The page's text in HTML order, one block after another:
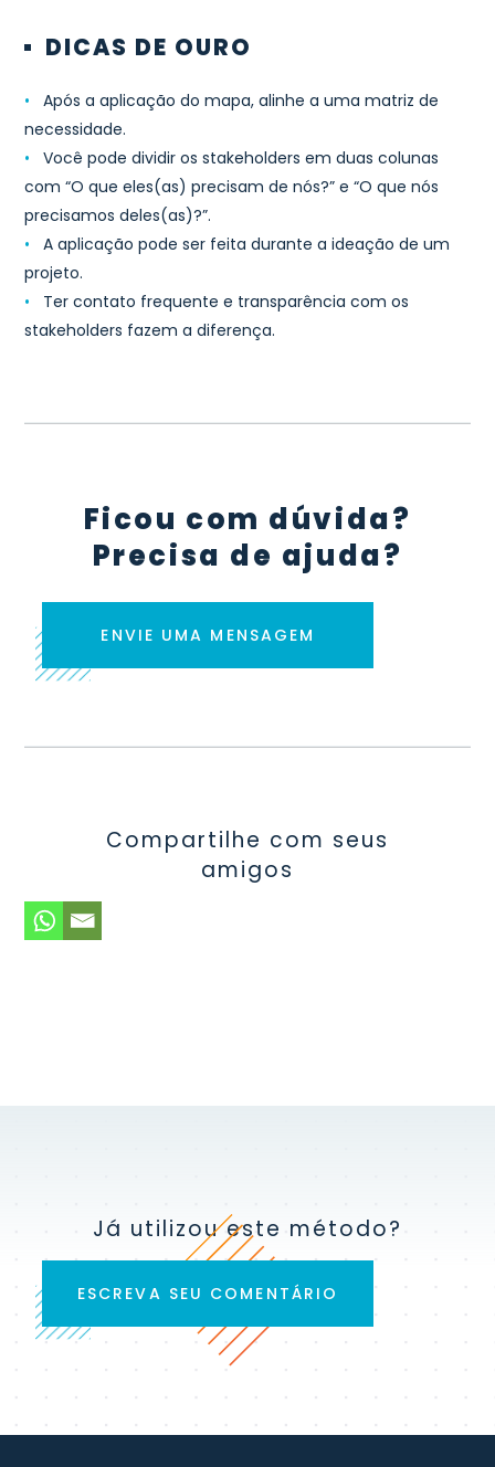
DICAS DE OURO
• Após a aplicação do mapa, alinhe a uma matriz de
necessidade.
• Você pode dividir os stakeholders em duas colunas
com “O que eles(as) precisam de nós?” e “O que nós
precisamos deles(as)?”.
• A aplicação pode ser feita durante a ideação de um
projeto.
• Ter contato frequente e transparência com os
stakeholders fazem a diferença.
Ficou com dúvida?
Precisa de ajuda?
ENVIE UMA MENSAGEM
Compartilhe com seus
amigos
Já utilizou este método?
ESCREVA SEU COMENTÁRIO